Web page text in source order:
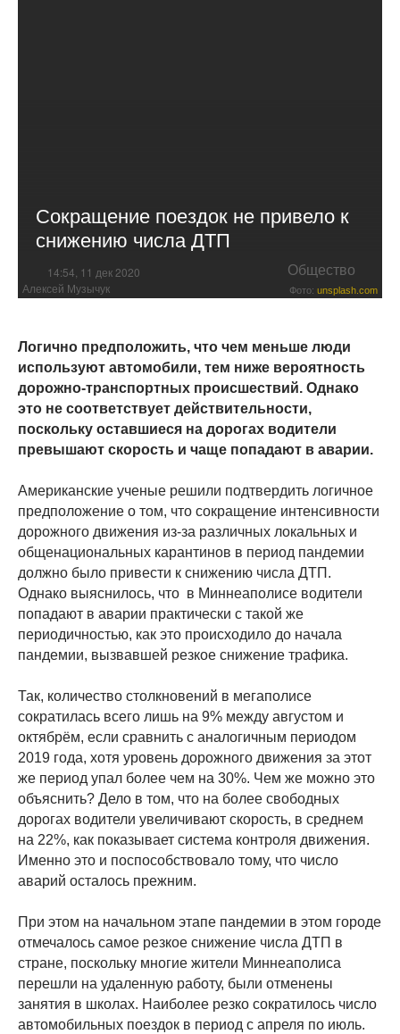
Сокращение поездок не привело к
снижению числа ДТП
14:54, 11 дек 2020 Общество
Алексей Музычук Фото: unsplash.com
Логично предположить, что чем меньше люди
используют автомобили, тем ниже вероятность
дорожно-транспортных происшествий. Однако
это не соответствует действительности,
поскольку оставшиеся на дорогах водители
превышают скорость и чаще попадают в аварии.
Американские ученые решили подтвердить логичное
предположение о том, что сокращение интенсивности
дорожного движения из-за различных локальных и
общенациональных карантинов в период пандемии
должно было привести к снижению числа ДТП.
Однако выяснилось, что в Миннеаполисе водители
попадают в аварии практически с такой же
периодичностью, как это происходило до начала
пандемии, вызвавшей резкое снижение трафика.
Так, количество столкновений в мегаполисе
сократилась всего лишь на 9% между августом и
октябрём, если сравнить с аналогичным периодом
2019 года, хотя уровень дорожного движения за этот
же период упал более чем на 30%. Чем же можно это
объяснить? Дело в том, что на более свободных
дорогах водители увеличивают скорость, в среднем
на 22%, как показывает система контроля движения.
Именно это и поспособствовало тому, что число
аварий осталось прежним.
При этом на начальном этапе пандемии в этом городе
отмечалось самое резкое снижение числа ДТП в
стране, поскольку многие жители Миннеаполиса
перешли на удаленную работу, были отменены
занятия в школах. Наиболее резко сократилось число
автомобильных поездок в период с апреля по июль.